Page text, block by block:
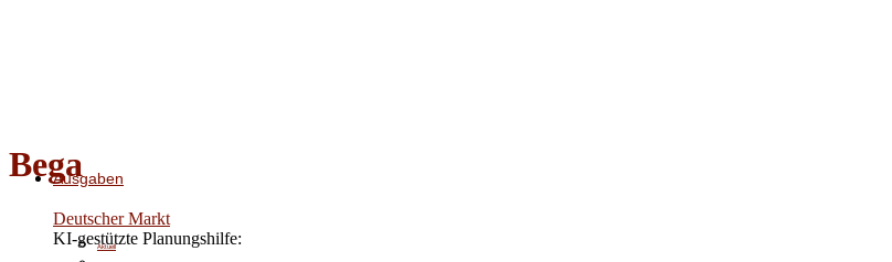
Ausgaben
Aktuell
Bega
Deutscher Markt
KI-gestützte Planungshilfe: